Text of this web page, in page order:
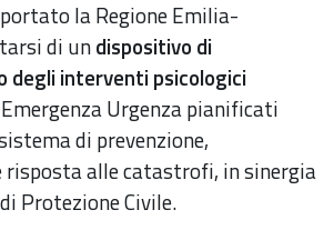
la Regione Emilia-
di undispositivo di
degli interventi psicologici
Urgenza pianificati
di prevenzione,
risposta alle catastrofi, in sinergia
Protezione Civile.